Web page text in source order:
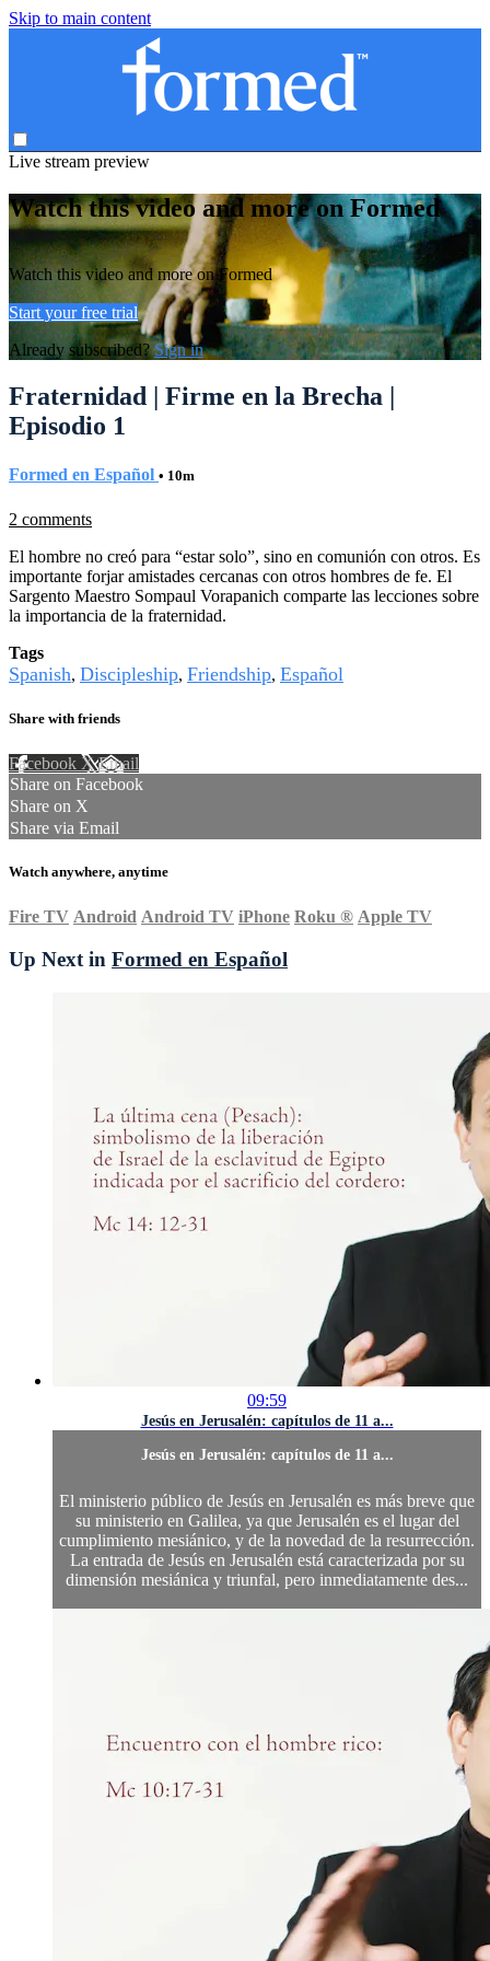
Skip to main content
Live stream preview
Watch this video and more on Formed
Watch this video and more on Formed
Start your free trial
Already subscribed?Sign in
Fraternidad | Firme en la Brecha |
Episodio 1
Formed en Español • 10m
2 comments
El hombre no creó para “estar solo”, sino en comunión con otros. Es
importante forjar amistades cercanas con otros hombres de fe. El
Sargento Maestro Sompaul Vorapanich comparte las lecciones sobre
la importancia de la fraternidad.
Tags
Spanish, Discipleship, Friendship, Español
Share with friends
Facebook XEmail
Share on Facebook
Share on X
Share via Email
Watch anywhere, anytime
Fire TV Android Android TV iPhone Roku ® Apple TV
Up Next in Formed en Español
09:59
Jesús en Jerusalén: capítulos de 11 a...
Jesús en Jerusalén: capítulos de 11 a...
El ministerio público de Jesús en Jerusalén es más breve que
su ministerio en Galilea, ya que Jerusalén es el lugar del
cumplimiento mesiánico, y de la novedad de la resurrección.
La entrada de Jesús en Jerusalén está caracterizada por su
dimensión mesiánica y triunfal, pero inmediatamente des...